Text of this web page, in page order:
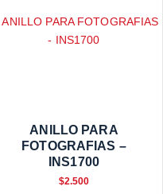
ANILLO PARA
FOTOGRAFIAS –
INS1700
$2.500